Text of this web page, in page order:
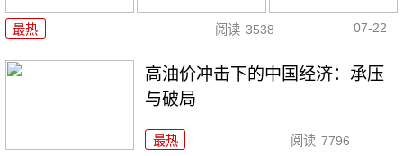
最热 阅读 3538 07-22
高油价冲击下的中国经济：承压
与破局
最热 阅读 7796